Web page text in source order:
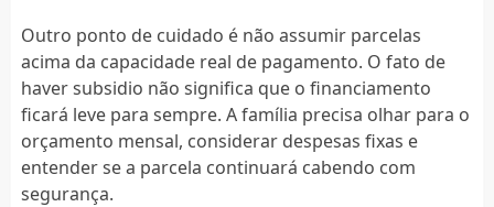
Outro ponto de cuidado é não assumir parcelas
acima da capacidade real de pagamento. O fato de
haver subsidio não significa que o financiamento
ficará leve para sempre. A família precisa olhar para o
orçamento mensal, considerar despesas fixas e
entender se a parcela continuará cabendo com
segurança.